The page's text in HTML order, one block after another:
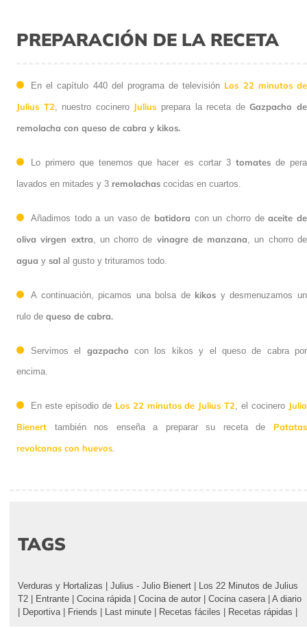
PREPARACIÓN DE LA RECETA
En el capítulo 440 del programa de televisión Los 22 minutos de
Julius T2 , nuestro cocinero Julius prepara la receta deGazpacho de
remolacha con queso de cabra y kikos.
Lo primero que tenemos que hacer es cortar 3 tomatesde pera
lavados en mitades y 3 remolachas cocidas en cuartos.
Añadimos todo a un vaso de batidora con un chorro deaceite de
oliva virgen extra , un chorro de vinagre de manzana , un chorro de
agua y sal al gusto y trituramos todo.
A continuación, picamos una bolsa de kikos y desmenuzamos un
rulo de queso de cabra.
Servimos el gazpacho con los kikos y el queso de cabra por
encima.
En este episodio de Los 22 minutos de Julius T2 , el cocinero Julio
Bienert también nos enseña a preparar su receta de Patatas
revolconas con huevos
TAGS
Verduras y Hortalizas Julius - Julio Bienert
Los 22 Minutos de Julius
T2
Entrante Cocina rápida Cocina de autor Cocina casera
A diario
Deportiva Friends Last minute Recetas fáciles Recetas rápidas